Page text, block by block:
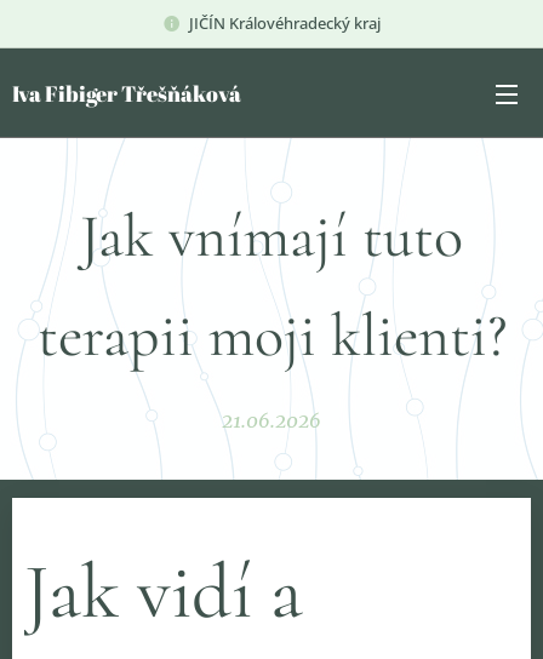
JIČÍN Královéhradecký kraj
Iva Fibiger Třešňáková
Jak vnímají tuto
terapii moji klienti?
21.06.2026
Jak vidí a